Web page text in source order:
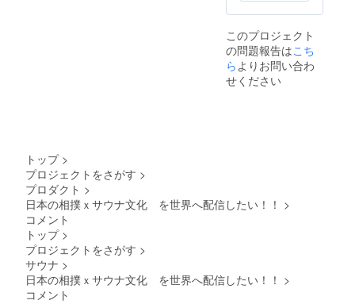
このプロジェクト
の問題報告はこち
らよりお問い合わ
せください
トップ >
プロジェクトをさがす >
プロダクト >
日本の相撲ｘサウナ文化 を世界へ配信したい！！ >
コメント
トップ >
プロジェクトをさがす >
サウナ >
日本の相撲ｘサウナ文化 を世界へ配信したい！！ >
コメント